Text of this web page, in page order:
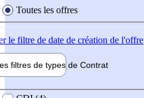
Toutes les offres
le filtre de date de création de l'offre
filtres de types de Contrat